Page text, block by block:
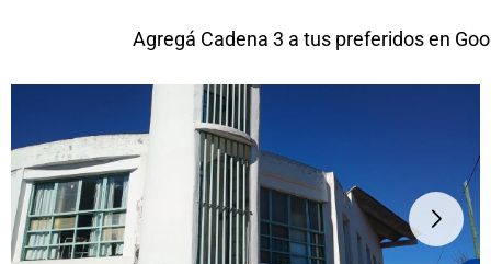
Agregá Cadena 3 a tus preferidos en